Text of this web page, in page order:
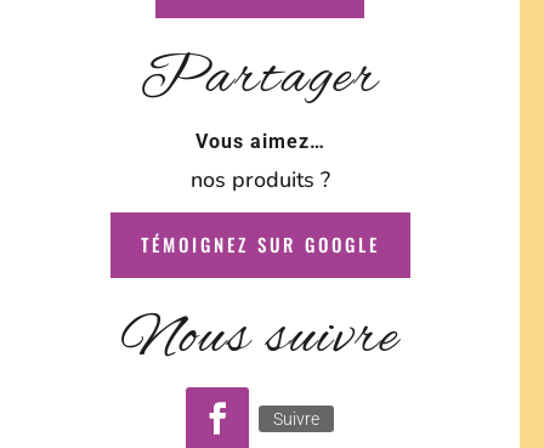
Partager
Vous aimez…
nos produits ?
TÉMOIGNEZ SUR GOOGLE
Nous suivre
Suivre